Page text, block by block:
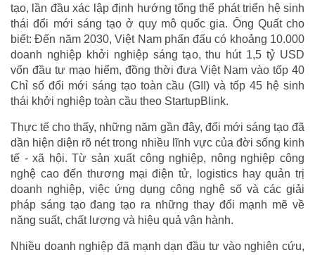
tạo, lần đầu xác lập định hướng tổng thể phát triển hệ sinh
thái đổi mới sáng tạo ở quy mô quốc gia. Ông Quất cho
biết: Đến năm 2030, Việt Nam phấn đấu có khoảng 10.000
doanh nghiệp khởi nghiệp sáng tạo, thu hút 1,5 tỷ USD
vốn đầu tư mạo hiểm, đồng thời đưa Việt Nam vào tốp 40
Chỉ số đổi mới sáng tạo toàn cầu (GII) và tốp 45 hệ sinh
thái khởi nghiệp toàn cầu theo StartupBlink.
Thực tế cho thấy, những năm gần đây, đổi mới sáng tạo đã
dần hiện diện rõ nét trong nhiều lĩnh vực của đời sống kinh
tế - xã hội. Từ sản xuất công nghiệp, nông nghiệp công
nghệ cao đến thương mại điện tử, logistics hay quản trị
doanh nghiệp, việc ứng dụng công nghệ số và các giải
pháp sáng tạo đang tạo ra những thay đổi mạnh mẽ về
năng suất, chất lượng và hiệu quả vận hành.
Nhiều doanh nghiệp đã mạnh dạn đầu tư vào nghiên cứu,